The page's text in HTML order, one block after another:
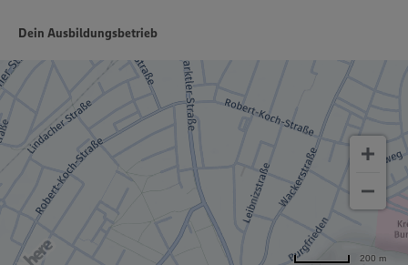
Dein Ausbildungsbetrieb
200 m